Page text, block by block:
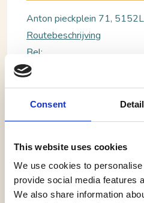
Consent
This website uses cookies
We use cookies to
provide social media features
We also share information
Drunen, de voorste venne
Depends & Friends Gert
Memories • Muziek
Anton pieckplein 71,
Routebeschrijving
Bel: